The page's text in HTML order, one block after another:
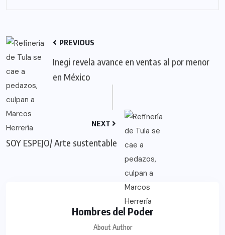
PREVIOUS
Inegi revela avance en ventas al por menor
en México
NEXT
SOY ESPEJO/ Arte sustentable
Hombres del Poder
About Author